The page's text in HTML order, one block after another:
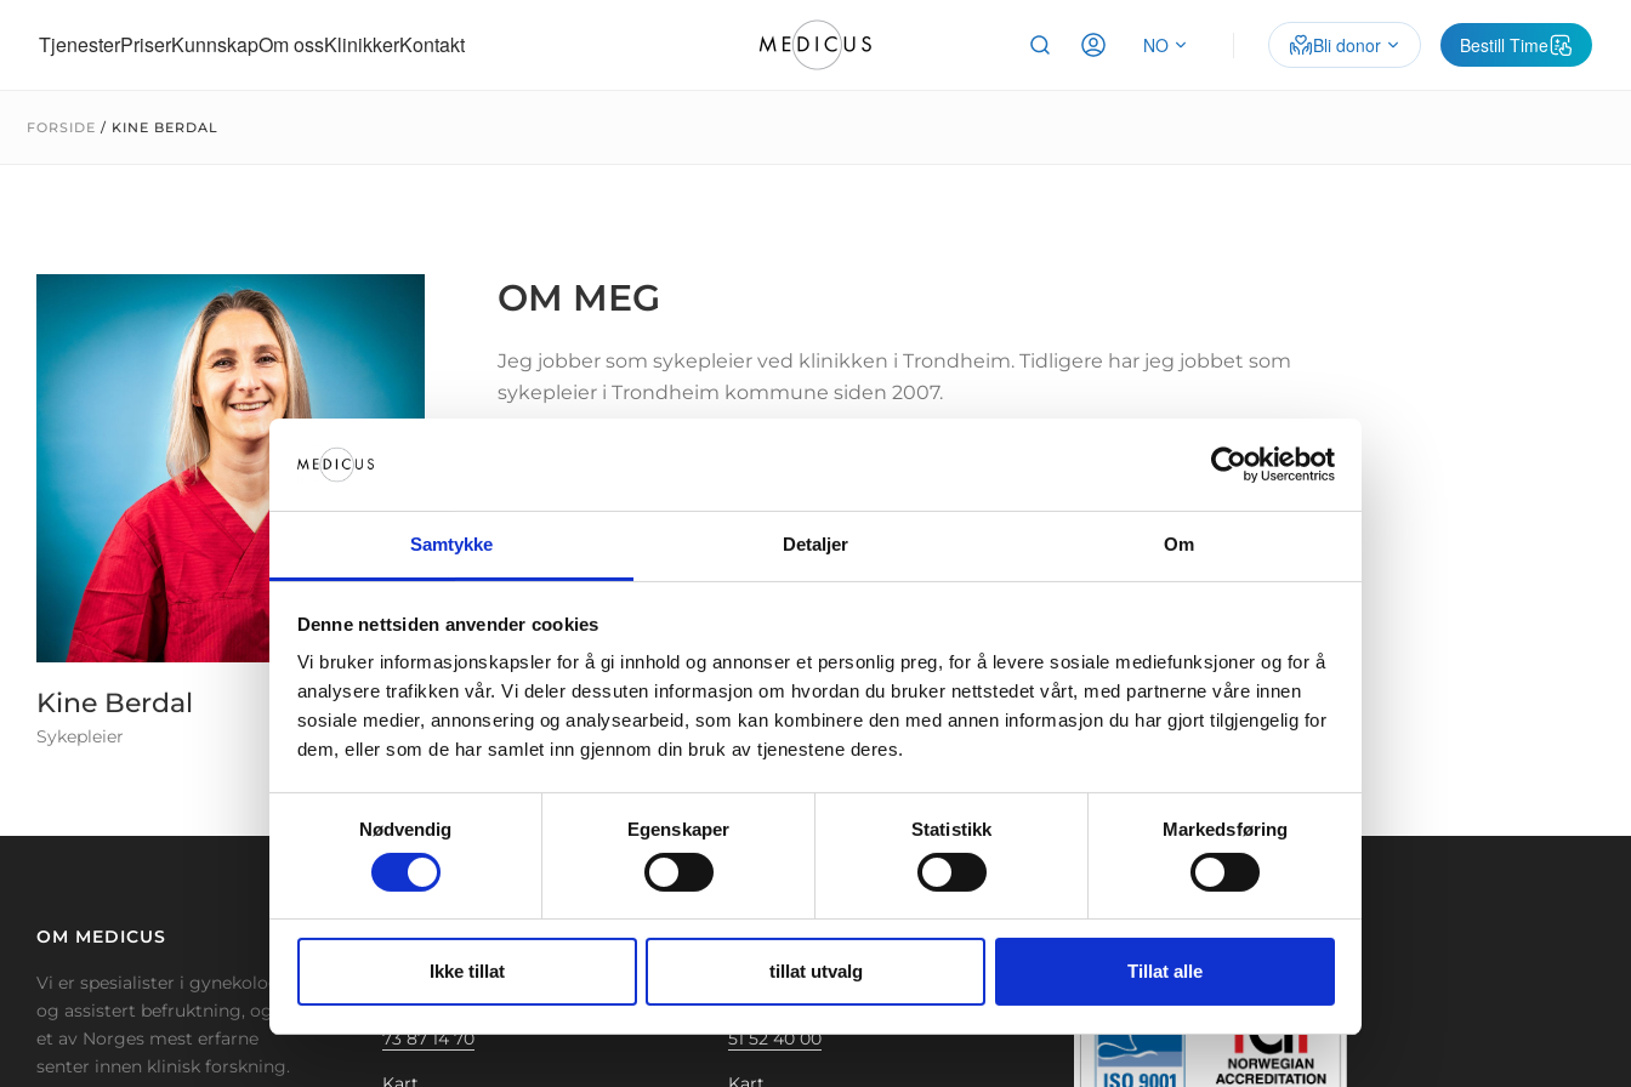
Samtykke Detaljer Om
Denne nettsiden anvender cookies
Vi bruker informasjonskapsler for å gi innhold og annonser et personlig preg, for å levere sosiale mediefunksjoner og for å
analysere trafikken vår. Vi deler dessuten informasjon om hvordan du bruker nettstedet vårt, med partnerne våre innen
sosiale medier, annonsering og analysearbeid, som kan kombinere den med annen informasjon du har gjort tilgjengelig for
dem, eller som de har samlet inn gjennom din bruk av tjenestene deres.
Nødvendig
Egenskaper Statistikk Markedsføring
Ikke tillat tillat utvalg Tillat alle
TjenesterPriserKunnskapOm ossKlinikkerKontakt NO Bli donor Bestill Time
FORSIDE / KINE BERDAL
Kine Berdal
Sykepleier
OM MEG
Jeg jobber som sykepleier ved klinikken i Trondheim. Tidligere har jeg jobbet som
sykepleier i Trondheim kommune siden 2007.
Infertilitet er et viktig og spennende fagfelt, noe som er en av grunnene til at jeg
ønsker å jobbe ved Medicus. Det er en bransje i stor utvikling, med økt åpenhet rundt
Det viktigste for meg i jobben min er å kunne hjelpe andre, og at de som kommer til
Medicus skal føle seg trygg, sett og ivaretatt. Jeg ønsker å være en støttespiller for
andre mennesker i en vanskelig situasjon, og for meg er det meningsfylt å få
muligheten til å være der for par og single på deres vei mot barneønske.
OM MEDICUS
Vi er spesialister i gynekologi
og assistert befruktning, og er
et av Norges mest erfarne
senter innen klinisk forskning.
TRONDHEIM
Beddingen 8, 4. etasje
7042 Trondheim
73 87 14 70
STAVANGER
Haakon VII gate 7, 4.etasje
4005 Stavanger
51 52 40 00